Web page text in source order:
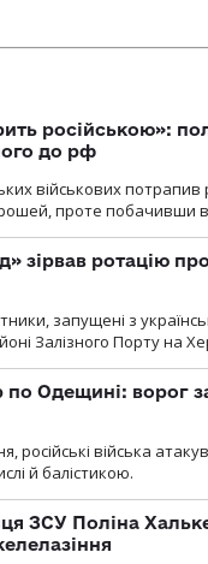
російською»:
до рф
військових потрапив
проте побачивши
зірвав ротацію
запущені з
Залізного Порту на
по Одещині: ворог
російські війська
й балістикою.
ЗСУ Поліна